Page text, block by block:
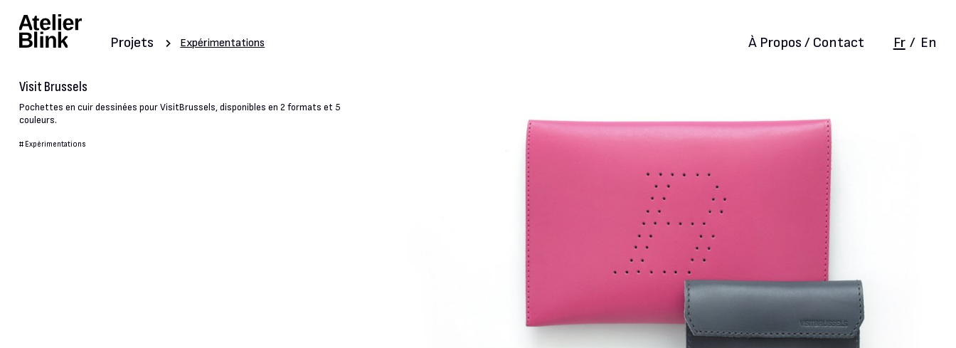
Projets Expérimentations À Propos / Contact Fr / En
Visit Brussels
Pochettes en cuir dessinées pour VisitBrussels, disponibles en 2 formats et 5
couleurs.
# Expérimentations